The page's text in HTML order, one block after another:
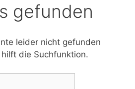
gefunden
leider nicht gefunden
die Suchfunktion.